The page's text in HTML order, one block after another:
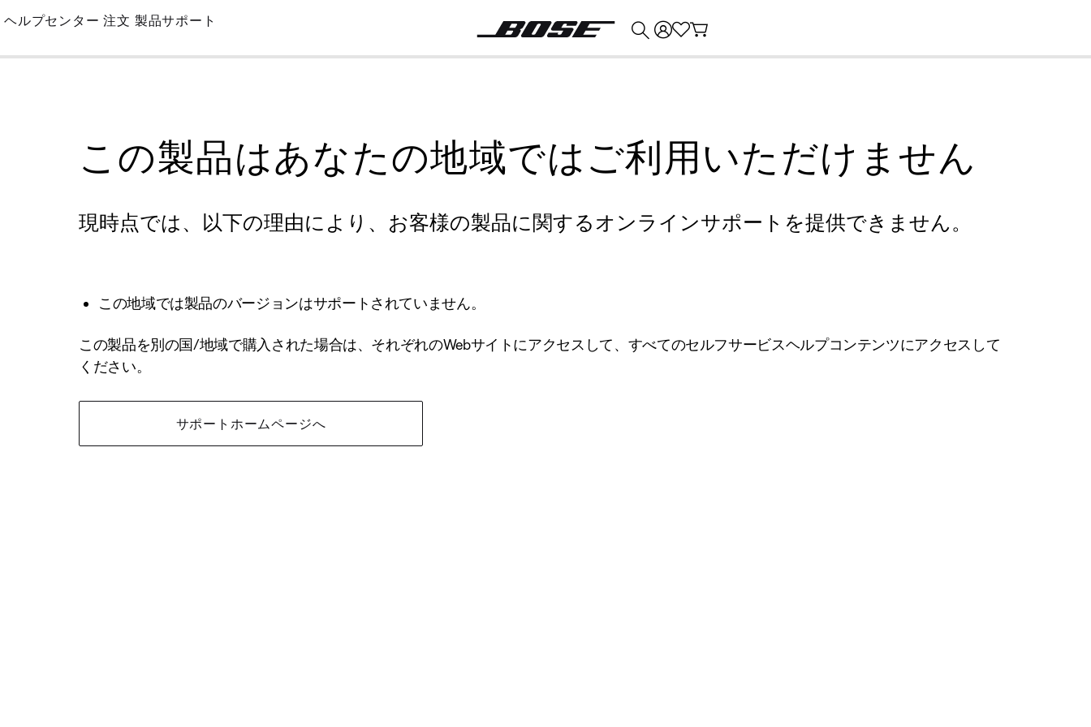
Skip
Main
ヘルプセンター 注文 製品サポート
この製品はあなたの地域ではご利用いただけません
現時点では、以下の理由により、お客様の製品に関するオンラインサポートを提供できません。
この地域では製品のバージョンはサポートされていません。
この製品を別の国/地域で購入された場合は、それぞれのWebサイトにアクセスして、すべてのセルフサービスヘルプコンテンツにアクセスして
ください。
サポートホームページへ